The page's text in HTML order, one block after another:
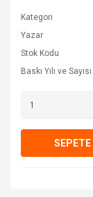
Kategori
Yazar
Stok Kodu
Baskı Yılı ve Sayısı
SEPETE